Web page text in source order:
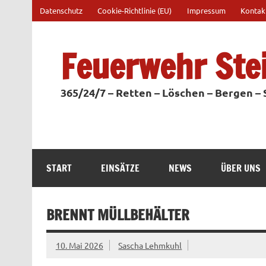
springen
Datenschutz Cookie-Richtlinie (EU) Impressum
Feuerwehr
365/24/7 – Retten – Löschen – Bergen –
START EINSÄTZE NEWS ÜBER UNS
BRENNT MÜLLBEHÄLTER
10. Mai 2026 Sascha Lehmkuhl